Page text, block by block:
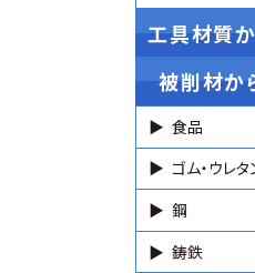
工具材質
被削材か
食品
ゴム・ウレタ
鋼
鋳鉄